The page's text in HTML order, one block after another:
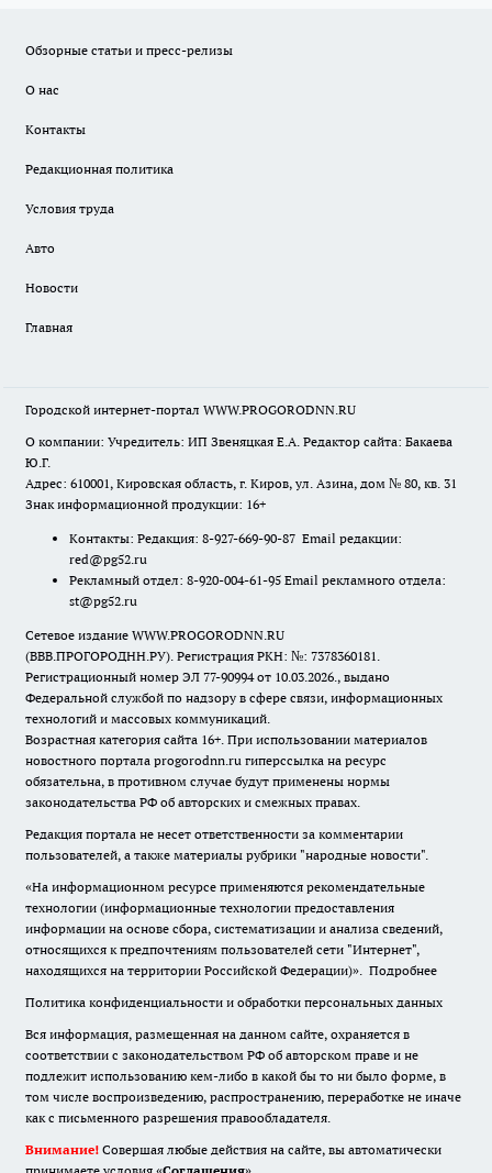
Обзорные статьи и пресс-релизы
О нас
Контакты
Редакционная политика
Условия труда
Авто
Новости
Главная
Городской интернет-портал WWW.PROGORODNN.RU
О компании: Учредитель: ИП Звеняцкая Е.А. Редактор сайта: Бакаева
Ю.Г.
Адрес: 610001, Кировская область, г. Киров, ул. Азина, дом № 80, кв. 31
Знак информационной продукции: 16+
Контакты: Редакция: 8-927-669-90-87 Email редакции:
red@pg52.ru
Рекламный отдел: 8-920-004-61-95 Email рекламного отдела:
st@pg52.ru
Сетевое издание WWW.PROGORODNN.RU
(ВВВ.ПРОГОРОДНН.РУ). Регистрация РКН: №: 7378360181.
Регистрационный номер ЭЛ 77-90994 от 10.03.2026., выдано
Федеральной службой по надзору в сфере связи, информационных
технологий и массовых коммуникаций.
Возрастная категория сайта 16+. При использовании материалов
новостного портала progorodnn.ru гиперссылка на ресурс
обязательна, в противном случае будут применены нормы
законодательства РФ об авторских и смежных правах.
Редакция портала не несет ответственности за комментарии
пользователей, а также материалы рубрики "народные новости".
«На информационном ресурсе применяются рекомендательные
технологии (информационные технологии предоставления
информации на основе сбора, систематизации и анализа сведений,
относящихся к предпочтениям пользователей сети "Интернет",
находящихся на территории Российской Федерации)». Подробнее
Политика конфиденциальности и обработки персональных данных
Вся информация, размещенная на данном сайте, охраняется в
соответствии с законодательством РФ об авторском праве и не
подлежит использованию кем-либо в какой бы то ни было форме, в
том числе воспроизведению, распространению, переработке не иначе
как с письменного разрешения правообладателя.
Внимание! Совершая любые действия на сайте, вы автоматически